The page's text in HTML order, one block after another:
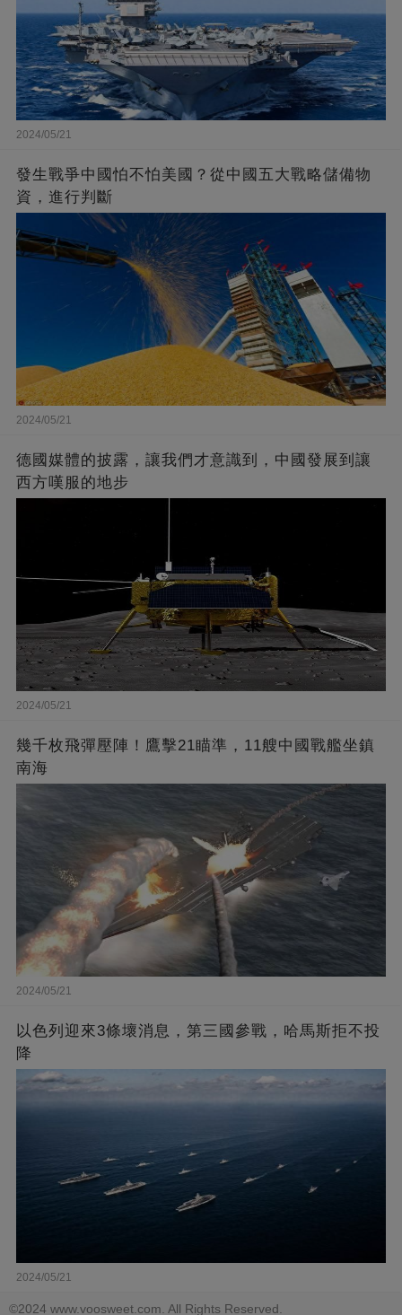
2024/05/21
發生戰爭中國怕不怕美國？從中國五大戰略儲備物
資，進行判斷
2024/05/21
德國媒體的披露，讓我們才意識到，中國發展到讓
西方嘆服的地步
2024/05/21
幾千枚飛彈壓陣！鷹擊21瞄準，11艘中國戰艦坐鎮
南海
2024/05/21
以色列迎來3條壞消息，第三國參戰，哈馬斯拒不投
降
2024/05/21
©2024 www.voosweet.com. All Rights Reserved.